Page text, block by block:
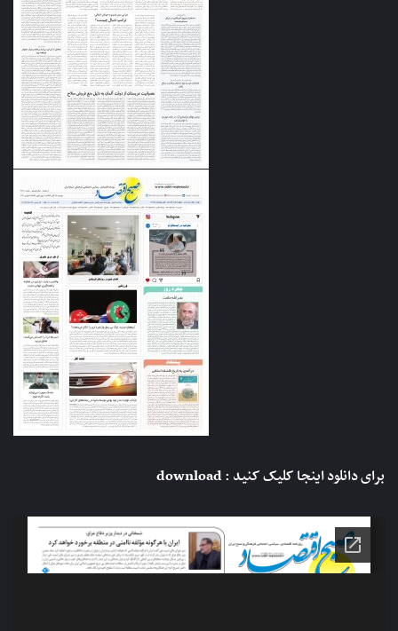
برای دانلود اینجا کلیک کنید :download